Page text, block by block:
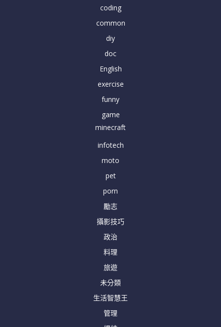
coding
common
diy
doc
English
exercise
funny
game
minecraft
infotech
moto
pet
porn
勵志
攝影技巧
政治
料理
旅遊
未分類
生活智慧王
管理